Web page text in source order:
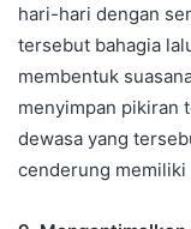
hari-hari dengan
tersebut bahagia
membentuk
menyimpan pikiran
dewasa yang
cenderung memiliki